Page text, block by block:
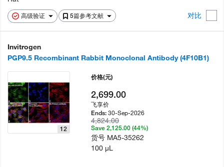
高级验证 5篇参考文献 对比
Invitrogen
PGP9.5 Recombinant Rabbit Monoclonal Antibody (4F10B1)
12
价格(元)
2,699.00
飞享价
Ends:30-Sep-2026
4,824.00
Save 2,125.00 (44%)
货号 MA5-35262
100 µL